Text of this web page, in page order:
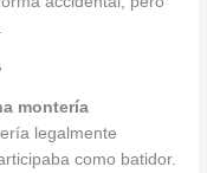
montería
legalmente
como batidor.